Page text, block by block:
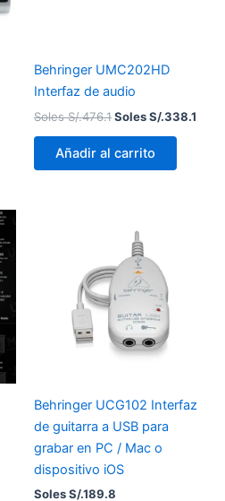
Behringer UMC202HD
Interfaz de audio
Soles S/.476.1Soles S/.338.1
Añadir al carrito
Behringer UCG102 Interfaz
de guitarra a USB para
grabar en PC / Mac o
dispositivo iOS
Soles S/.189.8